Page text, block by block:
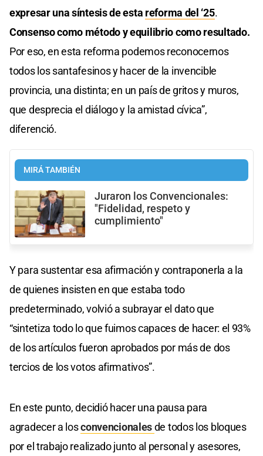
expresar una síntesis de esta reforma del ‘25.
Consenso como método y equilibrio como resultado.
Por eso, en esta reforma podemos reconocernos
todos los santafesinos y hacer de la invencible
provincia, una distinta; en un país de gritos y muros,
que desprecia el diálogo y la amistad cívica”,
diferenció.
MIRÁ TAMBIÉN
Juraron los Convencionales:
"Fidelidad, respeto y
cumplimiento"
Y para sustentar esa afirmación y contraponerla a la
de quienes insisten en que estaba todo
predeterminado, volvió a subrayar el dato que
“sintetiza todo lo que fuimos capaces de hacer: el 93%
de los artículos fueron aprobados por más de dos
tercios de los votos afirmativos”.
En este punto, decidió hacer una pausa para
agradecer a losconvencionalesde todos los bloques
por el trabajo realizado junto al personal y asesores,